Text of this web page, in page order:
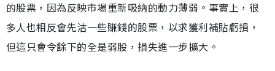
的股票，因為反映市場重新吸納的動力薄弱。事實上，很
多人也相反會先沽一些賺錢的股票，以求獲利補貼虧損，
但這只會令餘下的全是弱股，損失進一步擴大。